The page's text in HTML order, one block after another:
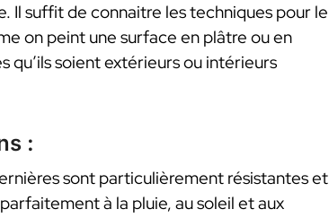
Il suffit de connaitre les techniques pour le
on peint une surface en plâtre ou en
qu’ils soient extérieurs ou intérieurs
:
sont particulièrement résistantes et
à la pluie, au soleil et aux